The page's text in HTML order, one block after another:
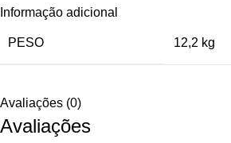
Informação adicional
PESO 12,2 kg
Avaliações (0)
Avaliações